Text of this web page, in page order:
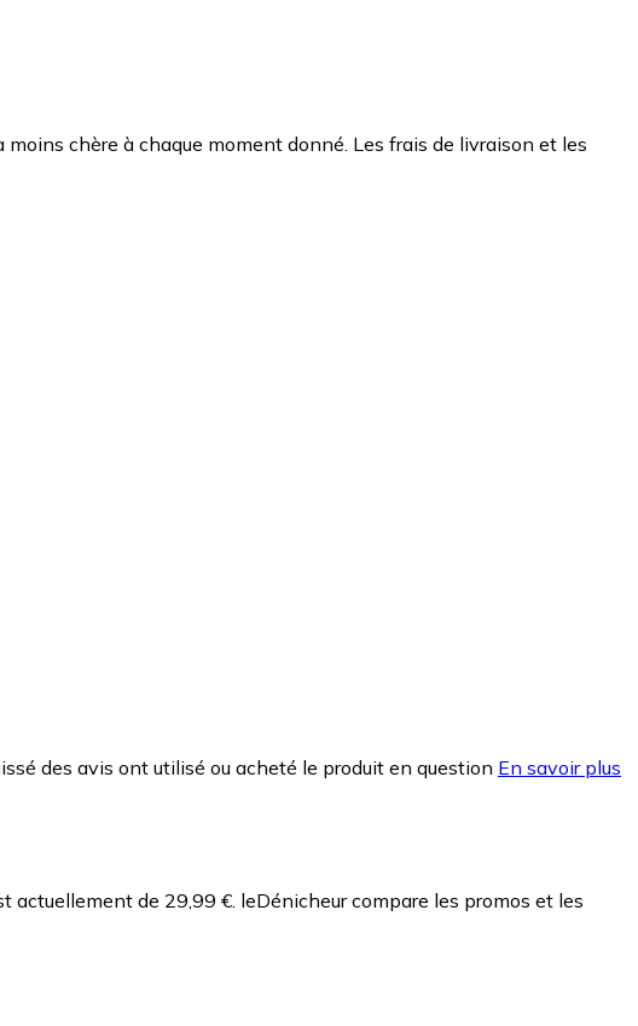
chère à chaque moment donné. Les frais de livraison et les
des avis ont utilisé ou acheté le produit en question En savoir plus
actuellement de 29,99 €. leDénicheur compare les promos et les